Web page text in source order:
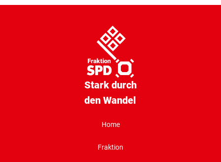
Stark durch
den Wandel
Home
Fraktion